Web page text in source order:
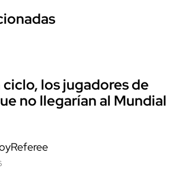
ciclo, los jugadores de
no llegarían al Mundial